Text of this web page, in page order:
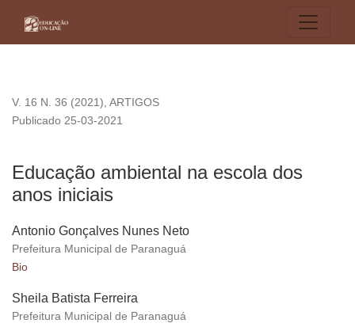
V. 16 N. 36 (2021), ARTIGOS
Educação ambiental na escola dos
anos iniciais
Publicado 25-03-2021
Antonio Gonçalves Nunes Neto
Prefeitura Municipal de Paranaguá
Bio
Sheila Batista Ferreira
Prefeitura Municipal de Paranaguá